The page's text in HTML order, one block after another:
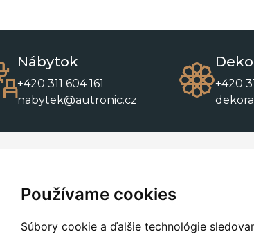
Používame cookies
Súbory cookie a ďalšie technológie
Nábytok
+420 311 604 161
nabytek@autronic.cz
+420
Kontakty